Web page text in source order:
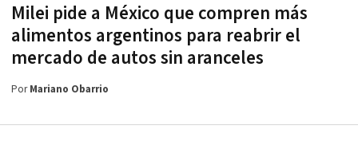
Milei pide a México que compren más
alimentos argentinos para reabrir el
mercado de autos sin aranceles
PorMariano Obarrio